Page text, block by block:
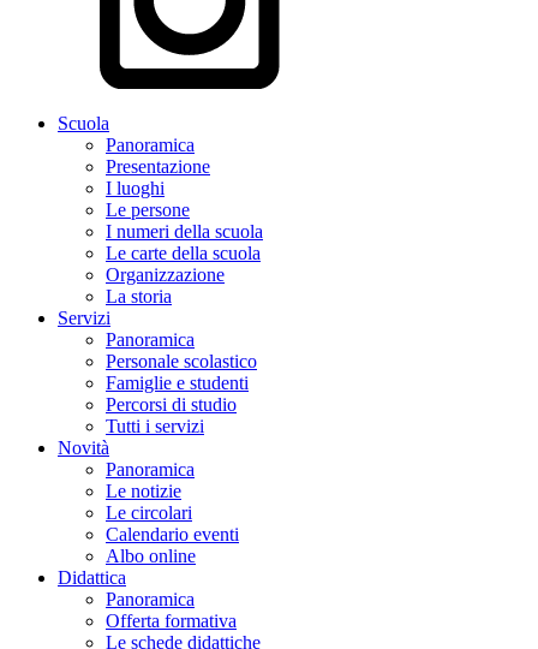
Scuola
Panoramica
Presentazione
I luoghi
Le persone
I numeri della scuola
Le carte della scuola
Organizzazione
La storia
Servizi
Panoramica
Personale scolastico
Famiglie e studenti
Percorsi di studio
Tutti i servizi
Novità
Panoramica
Le notizie
Le circolari
Calendario eventi
Albo online
Didattica
Panoramica
Offerta formativa
Le schede didattiche